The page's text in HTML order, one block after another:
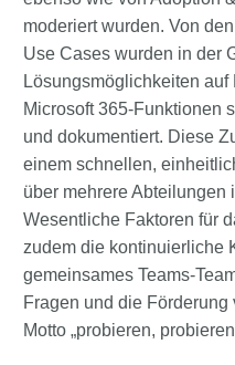
moderiert wurden. Von
Use Cases wurden in der
Lösungsmöglichkeiten
Microsoft 365-Funktionen
und dokumentiert. Diese
einem schnellen,
über mehrere Abteilungen
Wesentliche Faktoren für
zudem die kontinuierliche
gemeinsames Teams-
Fragen und die
Motto „probieren,